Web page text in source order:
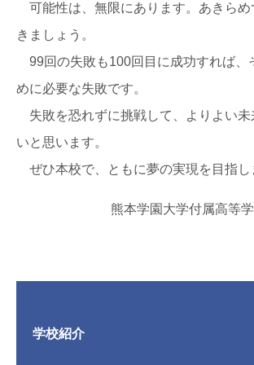
可能性は、無限にあります。あきらめ
きましょう。
99回の失敗も100回目に成功すれば、
めに必要な失敗です。
失敗を恐れずに挑戦して、よりよい未
いと思います。
ぜひ本校で、ともに夢の実現を目指し
熊本学園大学付属高等
学校紹介